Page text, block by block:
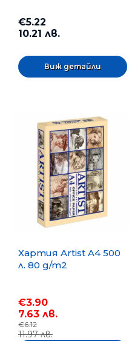
€5.22
10.21 лв.
Виж детайли
Хартия Artist A4 500
л. 80 g/m2
€3.90
7.63 лв.
€6.12
11.97 лв.